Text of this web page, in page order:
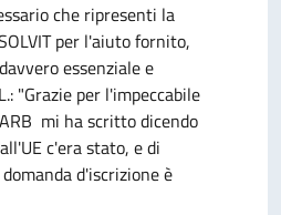
che ripresenti la
per l'aiuto fornito,
essenziale e
"Grazie per l'impeccabile
mi ha scritto dicendo
c'era stato, e di
d'iscrizione è